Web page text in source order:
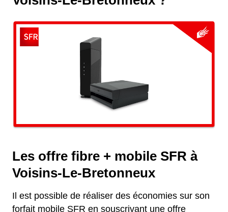
Les offre fibre + mobile SFR à
Voisins-Le-Bretonneux
Il est possible de réaliser des économies sur son
forfait mobile SFR en souscrivant une offre